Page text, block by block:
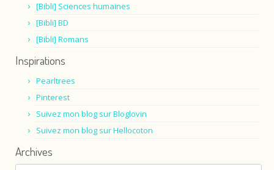
[Bibli] Sciences humaines
[Bibli] BD
[Bibli] Romans
Inspirations
Pearltrees
Pinterest
Suivez mon blog sur Bloglovin
Suivez mon blog sur Hellocoton
Archives